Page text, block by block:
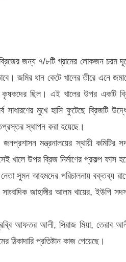
হাওরে
খালের
উপর
ব্রিজ
নির্মাণের
উদ্ধোধন
জন্য ৭/৮টি গ্রামের লোকজন চরম
জমির ধান কেটে খালের তীরে এনে
ছিল। এই খালের উপর একটি
মুখে হাসি ফুটেছে ব্রিজটি
স্থাপন করা হয়েছে।
মন্ত্রনালয়ের স্থায়ী
খালে উপর ব্রিজ নির্মাণের প্রকল্প ফাস
সুমন আহমদের পরিচালনায় বক্তব্য
সাংবাদিক জাহাঙ্গীর আলম খায়ের,
আফতর আলী, সিরাজ মিয়া,
প্রতিষ্টান কাজ পেয়েছে।